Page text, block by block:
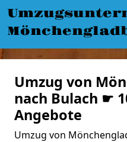
Umzug von
nach Bulach ☛
Angebote
Umzug von